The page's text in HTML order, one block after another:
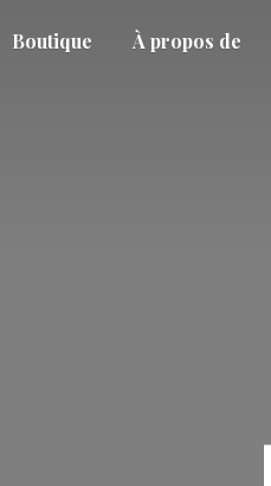
Boutique À propos de